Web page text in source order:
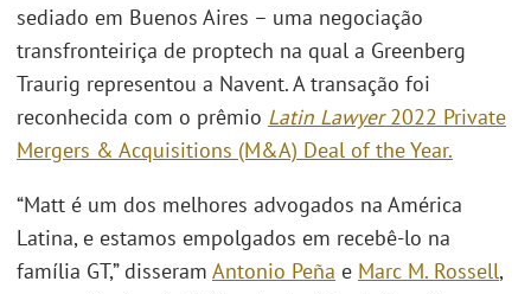
sediado em Buenos Aires – uma negociação
transfronteiriça de proptech na qual a Greenberg
Traurig representou a Navent. A transação foi
reconhecida com o prêmio Latin Lawyer2022 Private
Mergers & Acquisitions (M&A) Deal of the Year.
“Matt é um dos melhores advogados na América
Latina, e estamos empolgados em recebê-lo na
família GT,” disseram Antonio Peña e Marc M. Rossell,